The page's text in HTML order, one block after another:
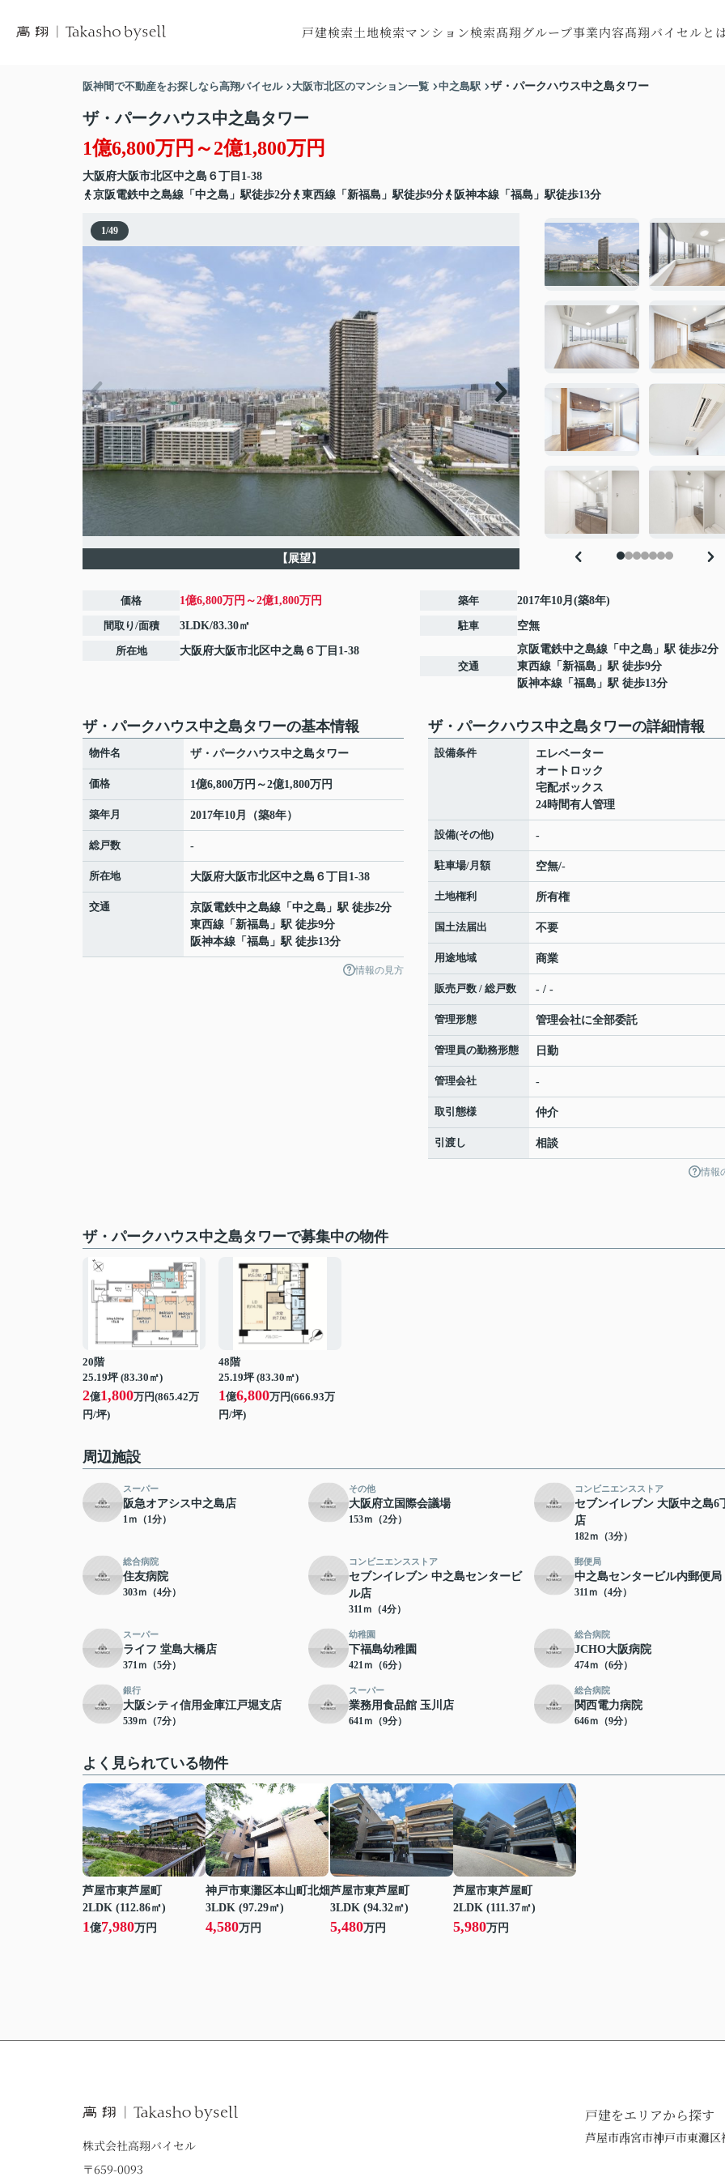
戸建検索
沿線から探す
地図から探す
土地検索
沿線から探す
マンション検索
沿線から探す
髙翔グループ事業内容
RC住宅
リフォーム・
特殊建造物
髙翔バイセルと
スタッフ紹介
阪神間で不動産をお探しなら高翔バイセル 大阪市北区のマンション一覧 中之島駅 ザ・パークハウス中之島タワー
ザ・パークハウス中之島タワー
1億6,800万円～2億1,800万円
大阪府大阪市北区中之島 ６丁目1-38
京阪電鉄中之島線「中之島」駅徒歩2分
東西線「新福島」駅徒歩9分 阪神本線「福島」駅徒歩13分
1/49
【展望】
価格 1億6,800万円～2億1,800万円
間取り/面積 3LDK/83.30㎡
所在地 大阪府大阪市北区中之島 ６丁目1-38
築年 2017年10月(築8年)
駐車 空無
交通
京阪電鉄中之島線 「 中之島 」駅 徒歩2分
東西線 「 新福島 」駅 徒歩9分
阪神本線 「 福島 」駅 徒歩13分
ザ・パークハウス中之島タワーの基本情報
物件名 ザ・パークハウス中之島タワー
価格 1億6,800万円～2億1,800万円
築年月 2017年10月（築8年）
総戸数 -
所在地 大阪府大阪市北区中之島 ６丁目1-38
交通 京阪電鉄中之島線 「 中之島 」駅 徒歩2分
東西線 「 新福島 」駅 徒歩9分
阪神本線 「 福島 」駅 徒歩13分
情報の見方
ザ・パークハウス中之島タワーの詳細情報
設備条件
エレベーター
オートロック
宅配ボックス
24時間有人管理
設備(その他) -
駐車場/月額 空無/-
土地権利 所有権
国土法届出 不要
用途地域 商業
販売戸数 / 総戸数 - / -
管理形態 管理会社に全部委託
管理員の勤務形態 日勤
管理会社 -
取引態様 仲介
引渡し 相談
情報
ザ・パークハウス中之島タワーで募集中の物件
20階
25.19坪 (83.30㎡)
2億1,800万円(865.42万
円/坪)
48階
25.19坪 (83.30㎡)
1億6,800万円(666.93万
円/坪)
周辺施設
スーパー
阪急オアシス中之島店
1ｍ（1分）
その他
大阪府立国際会議場
153ｍ（2分）
コンビニエンスストア
セブンイレブン 大阪中之島6
店
182ｍ（3分）
総合病院
住友病院
303ｍ（4分）
コンビニエンスストア
セブンイレブン 中之島センタービ
ル店
311ｍ（4分）
郵便局
中之島センタービル内郵便局
311ｍ（4分）
スーパー
ライフ 堂島大橋店
371ｍ（5分）
幼稚園
下福島幼稚園
421ｍ（6分）
総合病院
JCHO大阪病院
474ｍ（6分）
銀行
大阪シティ信用金庫江戸堀支店
539ｍ（7分）
スーパー
業務用食品館 玉川店
641ｍ（9分）
総合病院
関西電力病院
646ｍ（9分）
よく見られている物件
芦屋市東芦屋町
2LDK (112.86㎡)
1億7,980万円
神戸市東灘区本山町北畑
3LDK (97.29㎡)
4,580万円
芦屋市東芦屋町
3LDK (94.32㎡)
5,480万円
芦屋市東芦屋町
2LDK (111.37㎡)
5,980万円
株式会社高翔バイセル
〒659-0093
戸建をエリアから探す
芦屋市西宮市神戸市東灘区